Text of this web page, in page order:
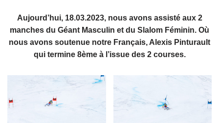
Aujourd’hui, 18.03.2023, nous avons assisté aux 2
manches du Géant Masculin et du Slalom Féminin. Où
nous avons soutenue notre Français, Alexis Pinturault
qui termine 8ème à l’issue des 2 courses.